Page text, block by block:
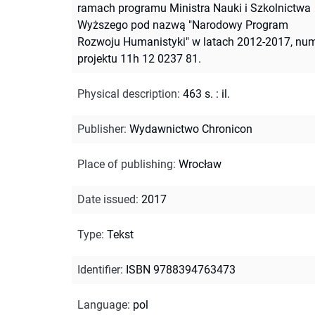
ramach programu Ministra Nauki i Szkolnictwa
Wyższego pod nazwą "Narodowy Program
Rozwoju Humanistyki" w latach 2012-2017,
projektu 11h 12 0237 81.
Physical description: 463 s. : il.
Publisher: Wydawnictwo Chronicon
Place of publishing: Wrocław
Date issued: 2017
Type: Tekst
Identifier: ISBN 9788394763473
Language: pol